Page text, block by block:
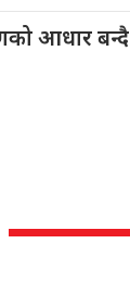
आधार बन्दै